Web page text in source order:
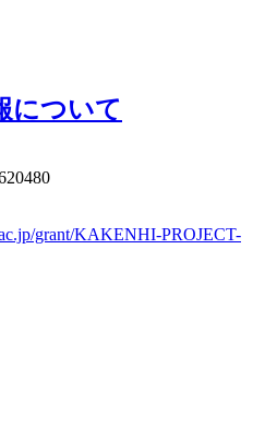
について
grant/KAKENHI-PROJECT-